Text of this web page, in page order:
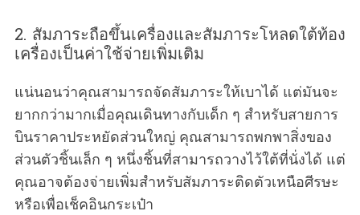
2. สัมภาระถือขึ้นเครื่องและสัมภาระโหลดใต้ท้อง
เครื่องเป็นค่าใช้จ่ายเพิ่มเติม
แน่นอนว่าคุณสามารถจัดสัมภาระให้เบาได้ แต่มันจะ
ยากกว่ามากเมื่อคุณเดินทางกับเด็ก ๆ สำหรับสายการ
บินราคาประหยัดส่วนใหญ่ คุณสามารถพกพาสิ่งของ
ส่วนตัวชิ้นเล็ก ๆ หนึ่งชิ้นที่สามารถวางไว้ใต้ที่นั่งได้ แต่
คุณอาจต้องจ่ายเพิ่มสำหรับสัมภาระติดตัวเหนือศีรษะ
หรือเพื่อเช็คอินกระเป๋า